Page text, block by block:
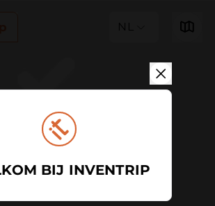
NL
BIJ INVENTRIP